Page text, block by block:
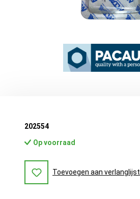
202554
Op voorraad
Toevoegen aan verlanglijst